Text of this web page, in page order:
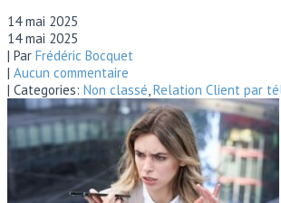
14 mai 2025
14 mai 2025
| Par Frédéric Bocquet
| Aucun commentaire
| Categories: Non classé,Relation Client par